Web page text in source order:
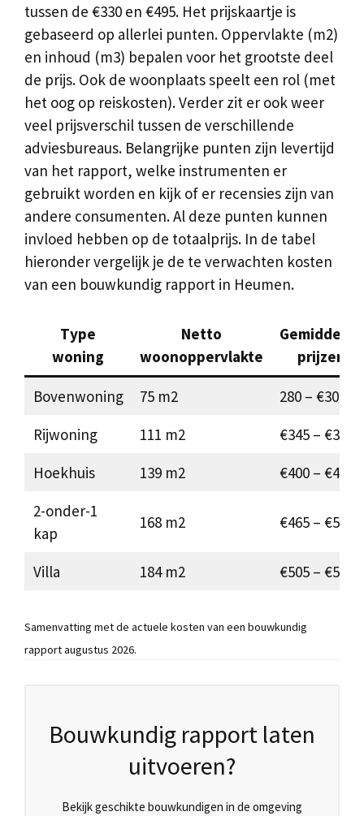
tussen de €330 en €495. Het prijskaartje is
gebaseerd op allerlei punten. Oppervlakte (m2)
en inhoud (m3) bepalen voor het grootste deel
de prijs. Ook de woonplaats speelt een rol (met
het oog op reiskosten). Verder zit er ook weer
veel prijsverschil tussen de verschillende
adviesbureaus. Belangrijke punten zijn levertijd
van het rapport, welke instrumenten er
gebruikt worden en kijk of er recensies zijn van
andere consumenten. Al deze punten kunnen
invloed hebben op de totaalprijs. In de tabel
hieronder vergelijk je de te verwachten kosten
van een bouwkundig rapport in Heumen.
Type
woning
Netto
woonoppervlakte
Gemiddelde
prijzen
Bovenwoning 75 m2
280 – €305
Rijwoning
111 m2
€345 – €370
Hoekhuis
139 m2
€400 – €450
2-onder-1
kap
168 m2 €465 – €505
Villa 184 m2 €505 – €550
Samenvatting met de actuele kosten van een bouwkundig
rapport augustus 2026.
Bouwkundig rapport laten
uitvoeren?
Bekijk geschikte bouwkundigen in de omgeving